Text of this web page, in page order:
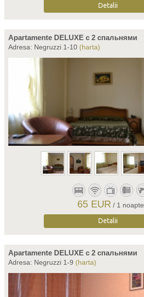
Detalii
Apartamente DELUXE c 2 спальнями
Adresa: Negruzzi 1-10 (harta)
65 EUR / 1 noapte
Detalii
Apartamente DELUXE c 2 спальнями
Adresa: Negruzzi 1-9 (harta)